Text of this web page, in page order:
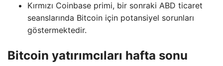
Kırmızı Coinbase primi, bir sonraki ABD ticaret
seanslarında Bitcoin için potansiyel sorunları
göstermektedir.
Bitcoin yatırımcıları hafta sonu